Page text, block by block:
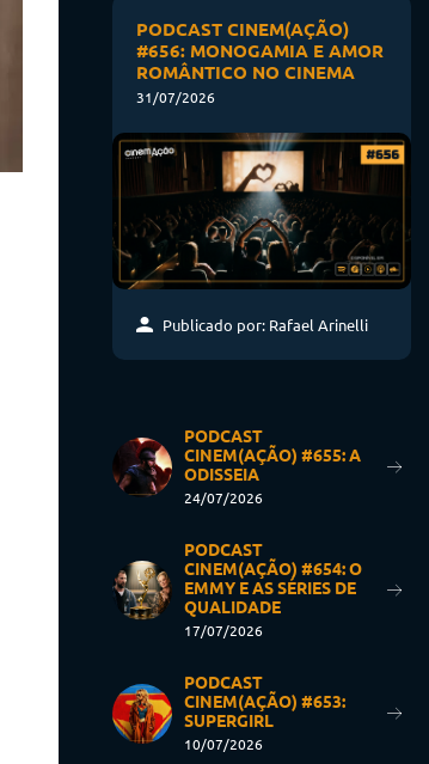
PODCAST CINEM(AÇÃO)
#656: MONOGAMIA E AMOR
ROMÂNTICO NO CINEMA
31/07/2026
Publicado por: Rafael Arinelli
PODCAST
CINEM(AÇÃO) #655: A
ODISSEIA
24/07/2026
PODCAST
CINEM(AÇÃO) #654: O
EMMY E AS SÉRIES DE
QUALIDADE
17/07/2026
PODCAST
CINEM(AÇÃO) #653:
SUPERGIRL
10/07/2026